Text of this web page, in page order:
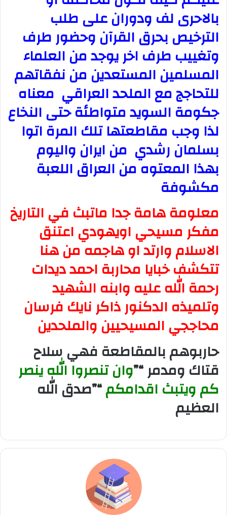
بالاحرى لف ودوران على طلب
الترخيص بحرق القرآن وحضور طرف
وتغييب طرف اخر يوجد من العلماء
المسلمين المستعدين من نفقاتهم
للتحاجج مع الملحد العراقي معناه
جكومة السويد متواطئة حتى النخاع
لذا وجب مقاطعتها تلك المرة اتوا
بسلمان رشدي من ايران واليوم
بهذا المعتوه من العراق اللعبة
مكشوفة
معلومة هامة جدا ماتبث في التاريخ
مفكر مسيحي اويهودي اعتنق
الاسلام وارتد او هاجمه من هنا
تتكشف خبايا محاربة احمد ديدات
رحمة الله عليه وابنه الشهيد
وتلميذه الدكنور ذاكر نايك فرسان
محاججي المسيحيين والملحدين
حاربوهم بالمقاطعة فهي سلاح
قتاك ومدمر “”وان تنصروا الله ينصر
كم ويتبث اقدامكم“”صدق الله
العظيم